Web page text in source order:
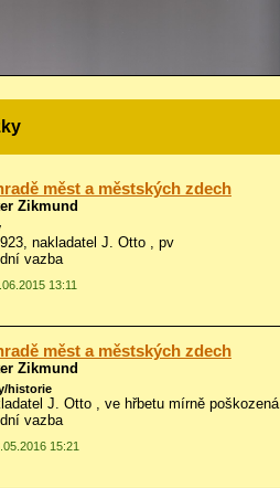
měst a městských zdech
Zikmund
nakladatel J. Otto , pv
vazba
13:11
měst a městských zdech
Zikmund
historie
J. Otto , ve hřbetu mírně poškozená
vazba
15:21